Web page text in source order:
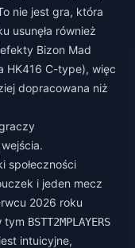
nie jest gra, która
usunęła również
Bizon Mad
HK416 C-type), więc
dopracowana niż
społeczności
i jeden mecz
2026 roku
tym BSTT2MPLAYERS
intuicyjne,